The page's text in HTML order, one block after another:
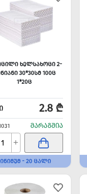
ᲮᲔᲚᲡᲐᲮᲝᲪᲘ 2-
30*30ᲡᲛ 100Ც
1*20Ც
2.8 ₾
ᲛᲐᲠᲐᲒᲨᲘᲐ
+
- 20 ᲪᲐᲚᲘ